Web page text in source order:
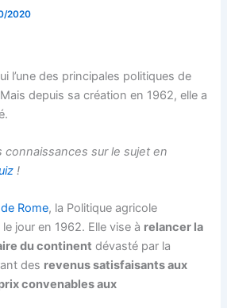
2020
l’une des principales politiques de
depuis sa création en 1962, elle a
connaissances sur le sujet en
!
Rome, la Politique agricole
jour en 1962. Elle vise à relancer la
du continent dévasté par la
des revenus satisfaisants aux
convenables aux